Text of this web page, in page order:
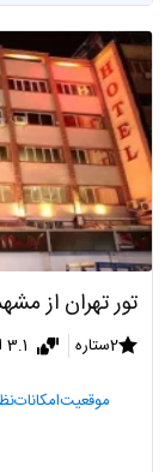
تور تهران از
2ستاره 3.1 امتیاز
موقعیتامکانات